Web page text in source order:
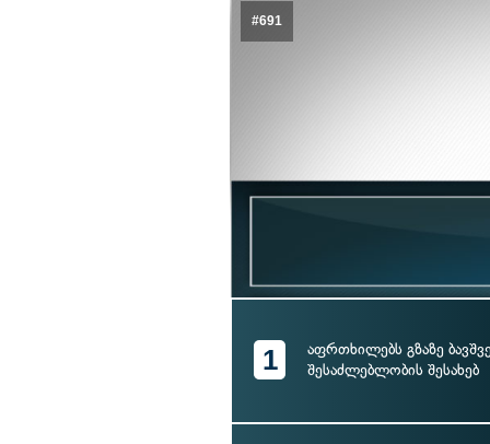
#691
1
აფრთხილებს გზაზე
შესაძლებლობის შესახებ